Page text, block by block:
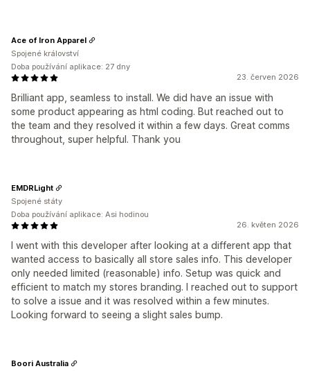
23. červen 2026
Brilliant app, seamless to install. We did have an issue with
some product appearing as html coding. But reached out to
the team and they resolved it within a few days. Great comms
throughout, super helpful. Thank you
Ace of Iron Apparel
Spojené království
Doba používání aplikace: 27 dny
26. květen 2026
I went with this developer after looking at a different app that
wanted access to basically all store sales info. This developer
only needed limited (reasonable) info. Setup was quick and
efficient to match my stores branding. I reached out to support
to solve a issue and it was resolved within a few minutes.
Looking forward to seeing a slight sales bump.
EMDRLight
Spojené státy
Doba používání aplikace: Asi hodinou
Boori Australia